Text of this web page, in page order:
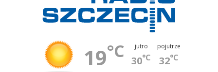
19°C jutro
30°C
pojutrze
32°C